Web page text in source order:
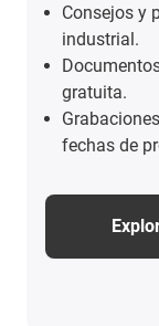
Consejos y
industrial.
gratuita.
fechas de